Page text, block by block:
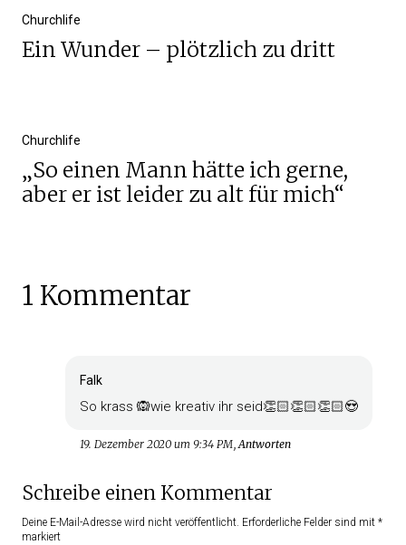
Churchlife
Ein Wunder – plötzlich zu dritt
Churchlife
„So einen Mann hätte ich gerne,
aber er ist leider zu alt für mich“
1 Kommentar
Falk
So krass 🙉wie kreativ ihr seid👏🏻👏🏻👏🏻😍
19. Dezember 2020 um 9:34 PM Antworten
Schreibe einen Kommentar
Deine E-Mail-Adresse wird nicht veröffentlicht. Erforderliche Felder sind mit *
markiert